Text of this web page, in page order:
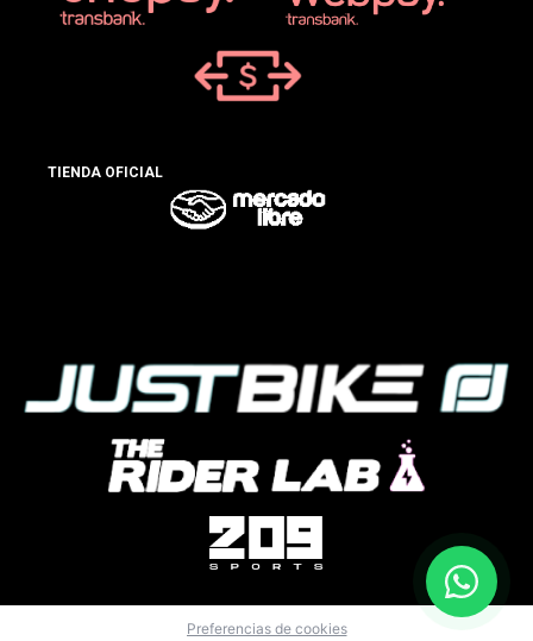
TIENDA OFICIAL
Preferencias de cookies